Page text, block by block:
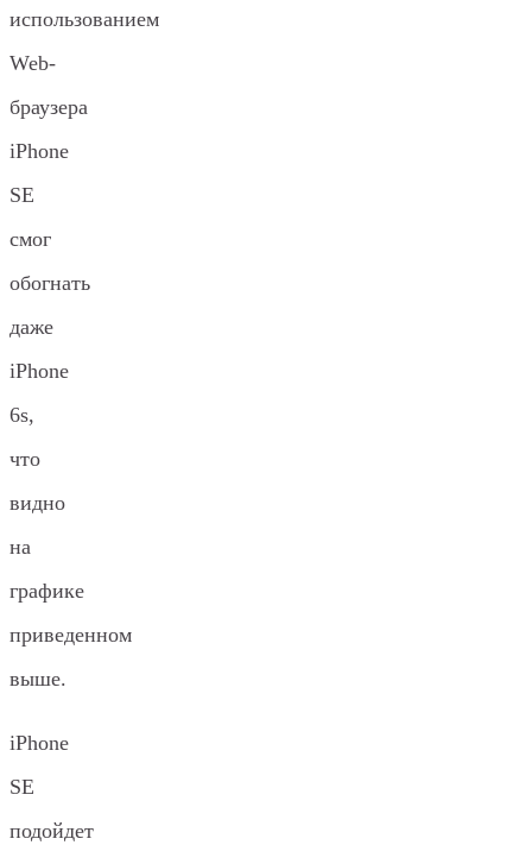
использованием
Web-
браузера
iPhone
SE
смог
обогнать
даже
iPhone
6s,
что
видно
на
графике
приведенном
выше.
iPhone
SE
подойдет